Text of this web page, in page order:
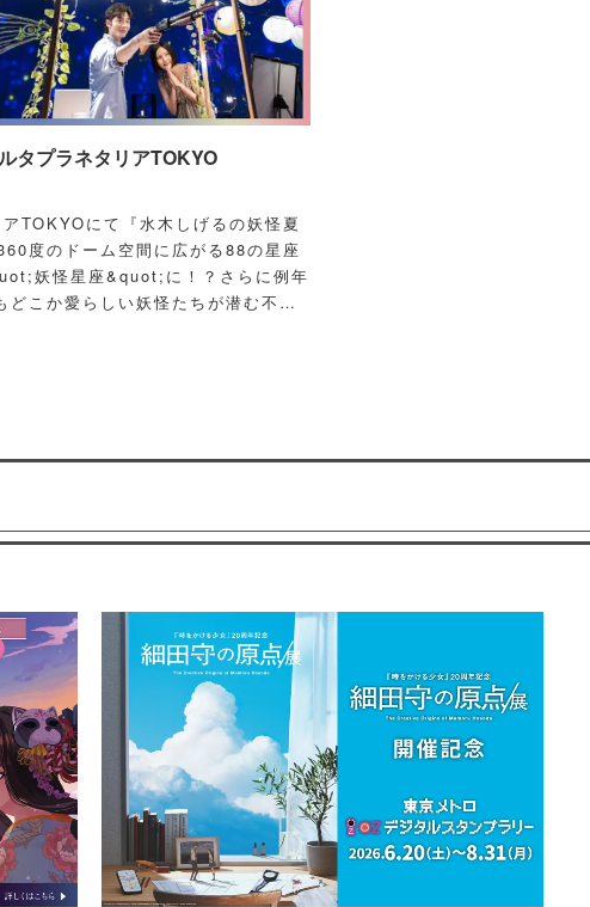
タプラネタリアTOKYO
TOKYOにて『水木しげるの妖怪夏
度のドーム空間に広がる88の星座
妖怪星座&quot;に！？さらに例年
こか愛らしい妖怪たちが潜む不思